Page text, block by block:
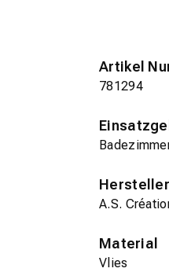
Artikel
781294
Hersteller
A.S.
Material
Vlies